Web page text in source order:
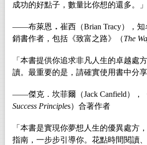
成功的好點子，數量比你想的還多。」
――布萊恩 ． 崔西（Brian Tracy），
銷書作者，包括《致富之路》（The
「本書提供你追求非凡人生的卓越處
讀。最重要的是，請確實使用書中分享
――傑克．坎菲爾（Jack Canfield），
Success Principles）合著作者
「本書是實現你夢想人生的優異處方
指南，一步步引導你。花點時間閱讀